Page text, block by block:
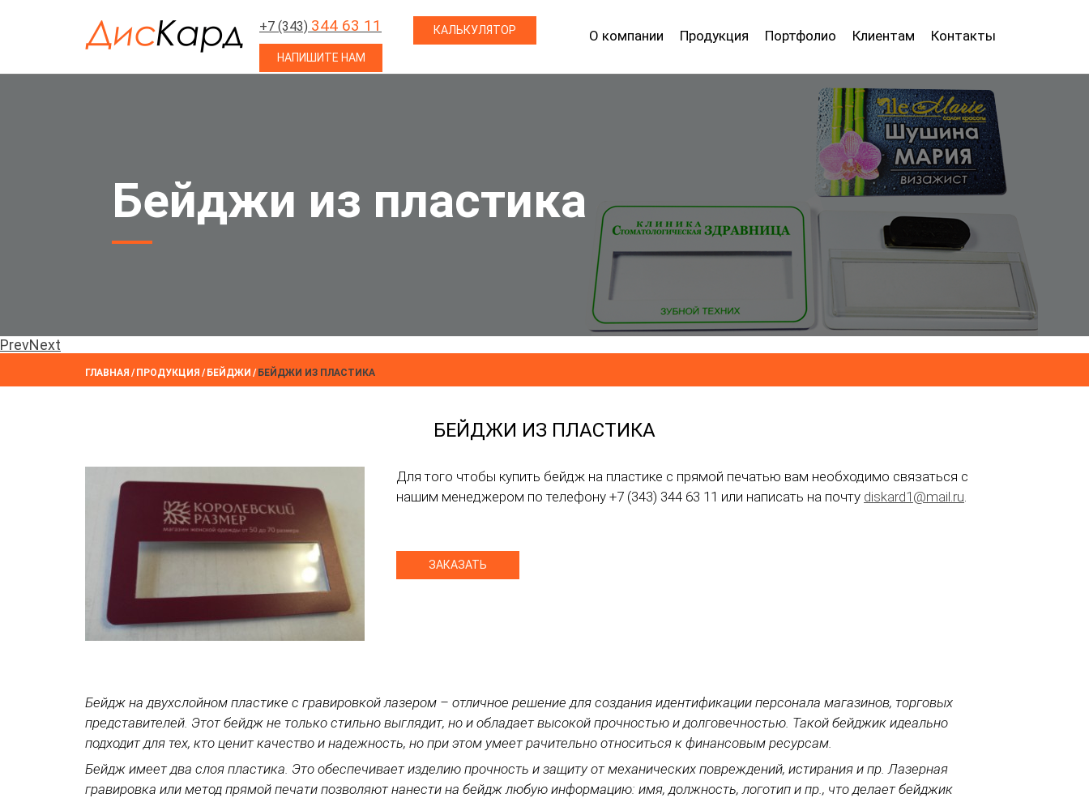
+7 (343) 344 63 11
НАПИШИТЕ НАМ
КАЛЬКУЛЯТОР О компании Продукция Портфолио Клиентам Контакты
Бейджи из пластика
PrevNext
ГЛАВНАЯ / ПРОДУКЦИЯ / БЕЙДЖИ / БЕЙДЖИ ИЗ ПЛАСТИКА
БЕЙДЖИ ИЗ ПЛАСТИКА
Для того чтобы купить бейдж на пластике с прямой печатью вам необходимо связаться с
нашим менеджером по телефону +7 (343) 344 63 11 или написать на почту diskard1@mail.ru.
ЗАКАЗАТЬ
Бейдж на двухслойном пластике с гравировкой лазером – отличное решение для создания идентификации персонала магазинов, торговых
представителей. Этот бейдж не только стильно выглядит, но и обладает высокой прочностью и долговечностью. Такой бейджик идеально
подходит для тех, кто ценит качество и надежность, но при этом умеет рачительно относиться к финансовым ресурсам.
Бейдж имеет два слоя пластика. Это обеспечивает изделию прочность и защиту от механических повреждений, истирания и пр. Лазерная
гравировка или метод прямой печати позволяют нанести на бейдж любую информацию: имя, должность, логотип и пр., что делает бейджик